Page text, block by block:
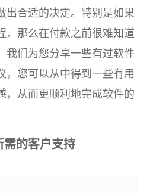
出合适的决定。特别是如果
，那么在付款之前很难知道
我们为您分享一些有过软件
，您可以从中得到一些有用
，从而更顺利地完成软件的
需的客户支持